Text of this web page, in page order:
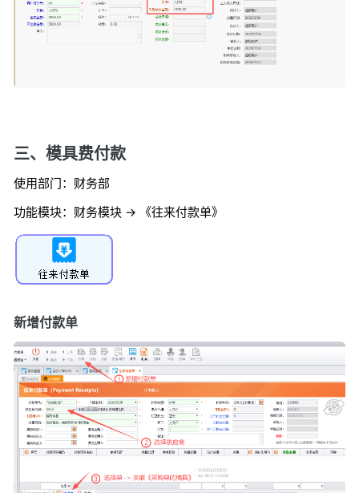
三、模具费付款
使用部门：财务部
功能模块：财务模块 -> 《往来付款单》
新增付款单